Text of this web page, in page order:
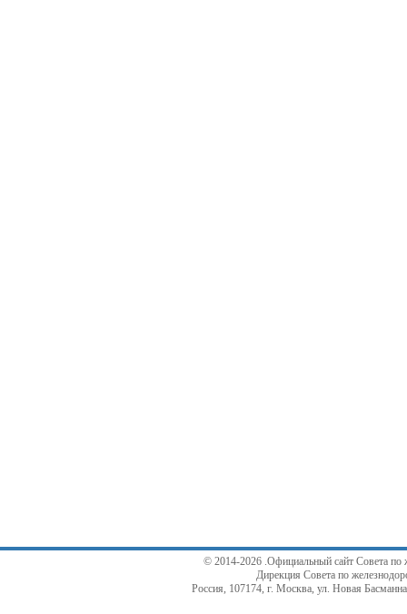
© 2014-2026 .Официальный сайт Совета по
Дирекция Совета по
Россия, 107174, г. Москва, ул. Новая